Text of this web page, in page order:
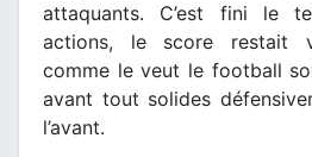
attaquants. C’est fini le
actions, le score restait
comme le veut le football
avant tout solides
l’avant.